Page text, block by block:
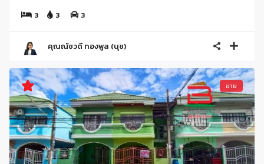
3
3 3
คุณณัชวดี ทองพูล (นุช)
ขาย